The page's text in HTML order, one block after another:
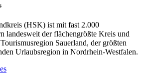
(HSK) ist mit fast 2.000
landesweit der flächengrößte Kreis und
Sauerland, der größten
Urlaubsregion in Nordrhein-Westfalen.